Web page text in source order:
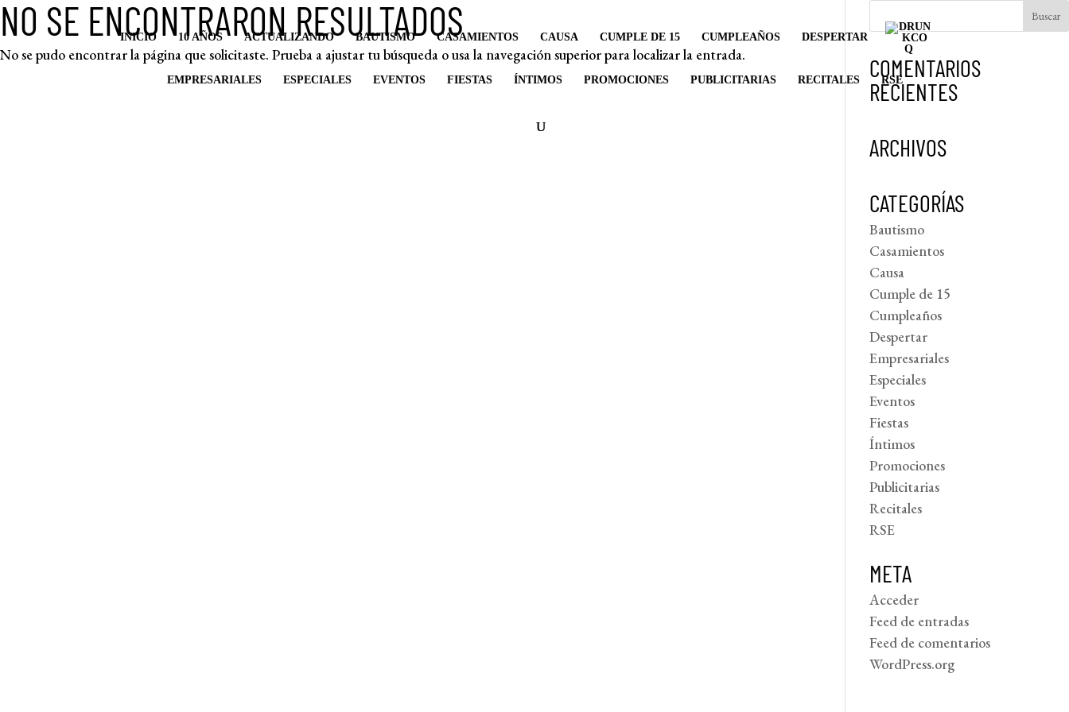
INICIO 10 AÑOS ACTUALIZANDO BAUTISMO CASAMIENTOS CAUSA CUMPLE DE 15 CUMPLEAÑOS DESPERTAR
EMPRESARIALES ESPECIALES EVENTOS FIESTAS ÍNTIMOS PROMOCIONES PUBLICITARIAS RECITALES RSE
NO SE ENCONTRARON RESULTADOS
No se pudo encontrar la página que solicitaste. Prueba a ajustar tu búsqueda o usa la navegación superior para localizar la entrada.
COMENTARIOS
RECIENTES
ARCHIVOS
CATEGORÍAS
Bautismo
Casamientos
Causa
Cumple de 15
Cumpleaños
Despertar
Empresariales
Especiales
Eventos
Fiestas
Íntimos
Promociones
Publicitarias
Recitales
RSE
META
Acceder
Feed de entradas
Feed de comentarios
WordPress.org